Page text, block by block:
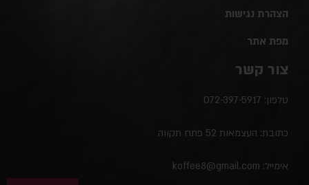
הצהרת נגישות
מפת אתר
צור קשר
טלפון: 072-397-5917
כתובת: העצמאות 52 פתח תקווה
אימייל: koffee8@gmail.com